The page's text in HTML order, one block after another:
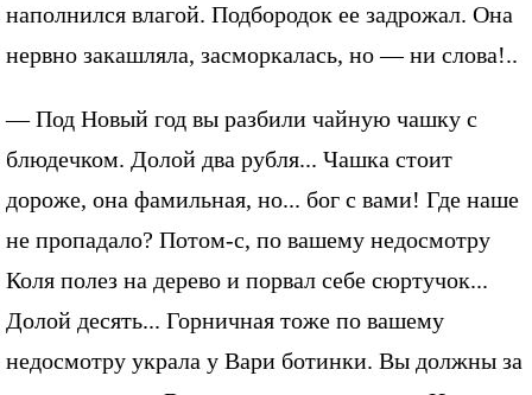
наполнился влагой. Подбородок ее задрожал. Она
нервно закашляла, засморкалась, но — ни слова!..
— Под Новый год вы разбили чайную чашку с
блюдечком. Долой два рубля... Чашка стоит
дороже, она фамильная, но... бог с вами! Где наше
не пропадало? Потом-с, по вашему недосмотру
Коля полез на дерево и порвал себе сюртучок...
Долой десять... Горничная тоже по вашему
недосмотру украла у Вари ботинки. Вы должны за